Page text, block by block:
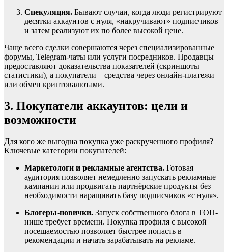
Спекуляция. Бывают случаи, когда люди регистрируют
десятки аккаунтов с нуля, «накручивают» подписчиков
и затем реализуют их по более высокой цене.
Чаще всего сделки совершаются через специализированные
форумы, Telegram-чаты или услуги посредников. Продавцы
предоставляют доказательства показателей (скриншоты
статистики), а покупатели – средства через онлайн-платежи
или обмен криптовалютами.
3. Покупатели аккаунтов: цели и
возможности
Для кого же выгодна покупка уже раскрученного профиля?
Ключевые категории покупателей:
Маркетологи и рекламные агентства. Готовая
аудитория позволяет немедленно запускать рекламные
кампании или продвигать партнёрские продукты без
необходимости наращивать базу подписчиков «с нуля».
Блогеры-новички. Запуск собственного блога в ТОП-
нише требует времени. Покупка профиля с высокой
посещаемостью позволяет быстрее попасть в
рекомендации и начать зарабатывать на рекламе.